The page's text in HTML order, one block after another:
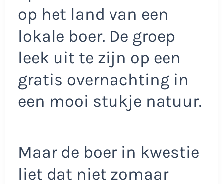
op het land van een
lokale boer. De groep
leek uit te zijn op een
gratis overnachting in
een mooi stukje natuur.
Maar de boer in kwestie
liet dat niet zomaar